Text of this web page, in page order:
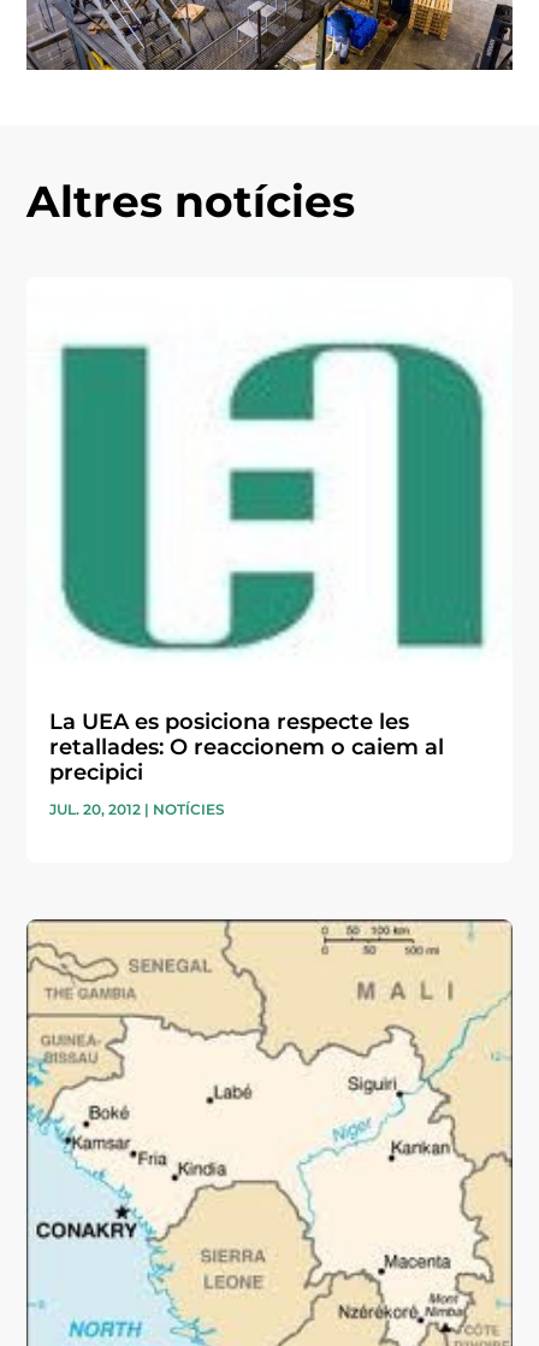
Altres notícies
La UEA es posiciona respecte les
retallades: O reaccionem o caiem al
precipici
JUL. 20, 2012 | NOTÍCIES